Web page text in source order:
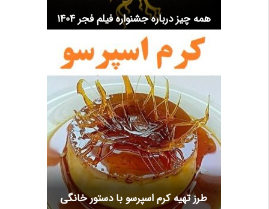
همه چیز درباره جشنواره فیلم فجر 1404
طرز تهیه کرم اسپرسو با دستور خانگی